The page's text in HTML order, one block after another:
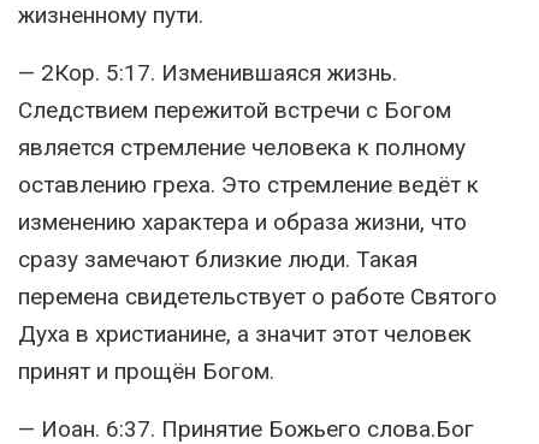
жизненному пути.
— 2Кор. 5:17. Изменившаяся жизнь.
Следствием пережитой встречи с Богом
является стремление человека к полному
оставлению греха. Это стремление ведёт к
изменению характера и образа жизни, что
сразу замечают близкие люди. Такая
перемена свидетельствует о работе Святого
Духа в христианине, а значит этот человек
принят и прощён Богом.
— Иоан. 6:37. Принятие Божьего слова.Бог